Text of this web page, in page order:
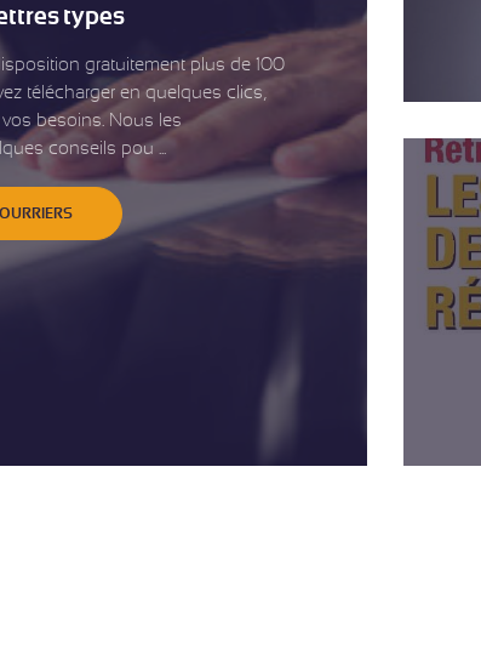
types
gratuitement plus de 100
télécharger en quelques clics,
besoins. Nous les
conseils pou ...